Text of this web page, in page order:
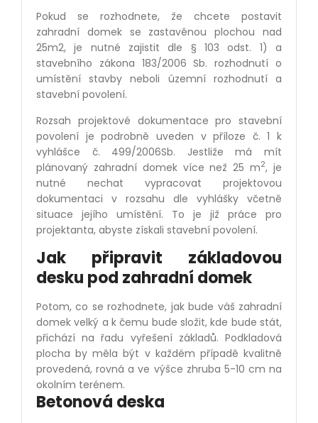
Pokud se rozhodnete, že chcete postavit
zahradní domek se zastavěnou plochou nad
25m2, je nutné zajistit dle § 103 odst. 1) a
stavebního zákona 183/2006 Sb. rozhodnutí o
umístění stavby neboli územní rozhodnutí a
stavební povolení.
Rozsah projektové dokumentace pro stavební
povolení je podrobně uveden v příloze č. 1 k
vyhlášce č. 499/2006Sb. Jestliže má mít
plánovaný zahradní domek více než 25 m2, je
nutné nechat vypracovat projektovou
dokumentaci v rozsahu dle vyhlášky včetně
situace jejího umístění. To je již práce pro
projektanta, abyste získali stavební povolení.
Jak připravit základovou
desku pod zahradní domek
Potom, co se rozhodnete, jak bude váš zahradní
domek velký a k čemu bude složit, kde bude stát,
přichází na řadu vyřešení základů. Podkladová
plocha by měla být v každém případě kvalitně
provedená, rovná a ve výšce zhruba 5-10 cm na
okolním terénem.
Betonová deska